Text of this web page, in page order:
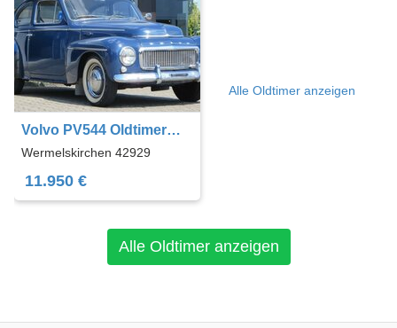
Volvo PV544 Oldtimer
Liebhaberfahrzeug !!!
Wermelskirchen 42929
11.950 €
Alle Oldtimer anzeigen
Alle Oldtimer anzeigen